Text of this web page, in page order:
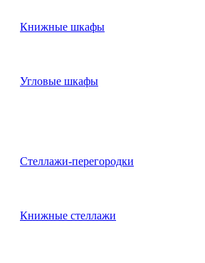
Книжные шкафы
Угловые шкафы
Стеллажи-перегородки
Книжные стеллажи